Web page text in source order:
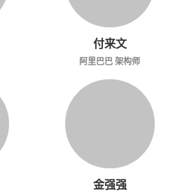
付来文
阿里巴巴 架构师
金强强